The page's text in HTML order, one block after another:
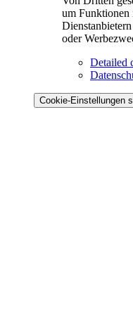
um Funktionen
oder
Detailed
Cookie-Einstellungen